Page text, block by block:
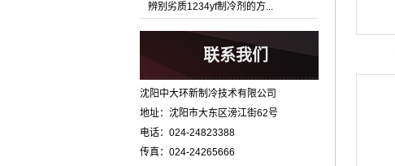
辨别劣质1234yf制冷剂的方...
联系我们
沈阳中大环新制冷技术有限公司
地址：沈阳市大东区滂江街62号
电话：024-24823388
传真：024-24265666